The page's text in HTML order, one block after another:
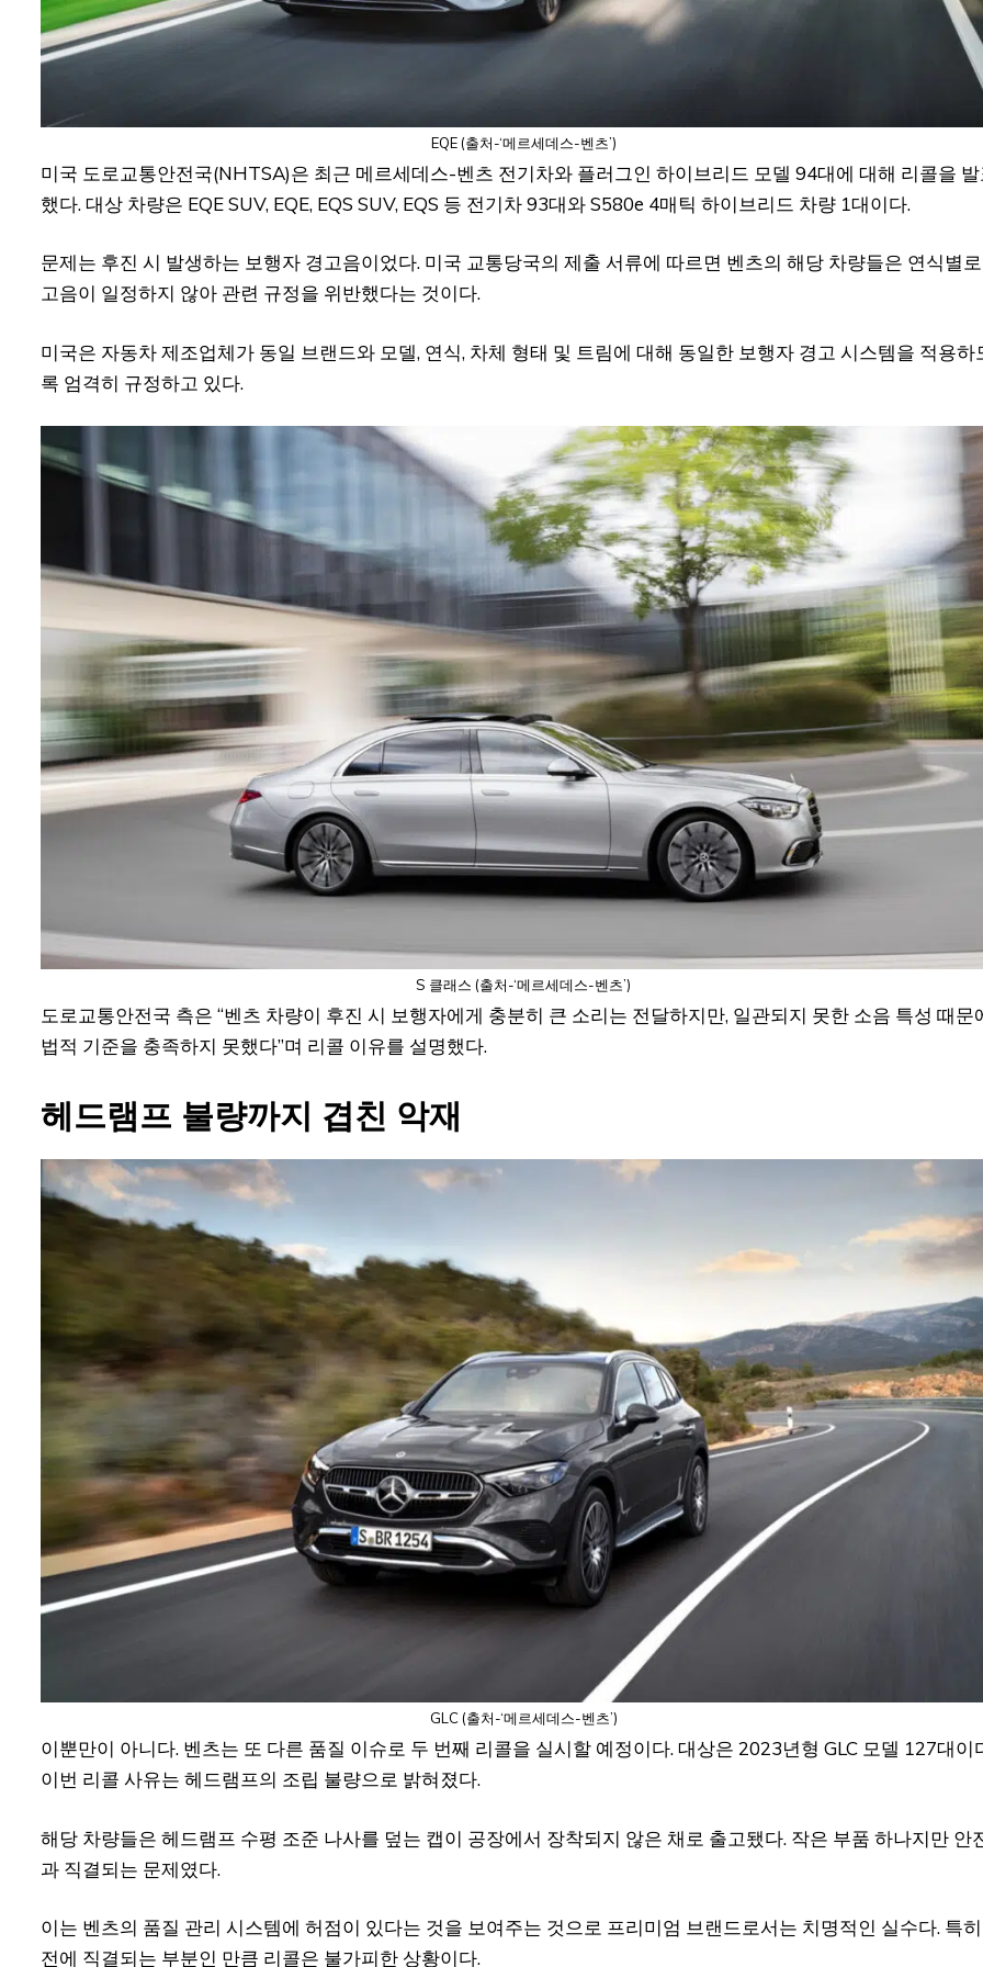
EQE (출처-‘메르세데스-벤츠’)
미국 도로교통안전국(NHTSA)은 최근 메르세데스-벤츠 전기차와 플러그인 하이브리드 모델 94대에 대해 리콜을
했다. 대상 차량은 EQE SUV, EQE, EQS SUV, EQS 등 전기차 93대와 S580e 4매틱 하이브리드 차량 1대이다.
문제는 후진 시 발생하는 보행자 경고음이었다. 미국 교통당국의 제출 서류에 따르면 벤츠의 해당 차량들은 연식별
고음이 일정하지 않아 관련 규정을 위반했다는 것이다.
미국은 자동차 제조업체가 동일 브랜드와 모델, 연식, 차체 형태 및 트림에 대해 동일한 보행자 경고 시스템을 적용하
록 엄격히 규정하고 있다.
S 클래스 (출처-‘메르세데스-벤츠’)
도로교통안전국 측은 “벤츠 차량이 후진 시 보행자에게 충분히 큰 소리는 전달하지만, 일관되지 못한 소음 특성 때문
법적 기준을 충족하지 못했다”며 리콜 이유를 설명했다.
헤드램프 불량까지 겹친 악재
GLC (출처-‘메르세데스-벤츠’)
이뿐만이 아니다. 벤츠는 또 다른 품질 이슈로 두 번째 리콜을 실시할 예정이다. 대상은 2023년형 GLC 모델 127대이
이번 리콜 사유는 헤드램프의 조립 불량으로 밝혀졌다.
해당 차량들은 헤드램프 수평 조준 나사를 덮는 캡이 공장에서 장착되지 않은 채로 출고됐다. 작은 부품 하나지만 안
과 직결되는 문제였다.
이는 벤츠의 품질 관리 시스템에 허점이 있다는 것을 보여주는 것으로 프리미엄 브랜드로서는 치명적인 실수다. 특
전에 직결되는 부분인 만큼 리콜은 불가피한 상황이다.